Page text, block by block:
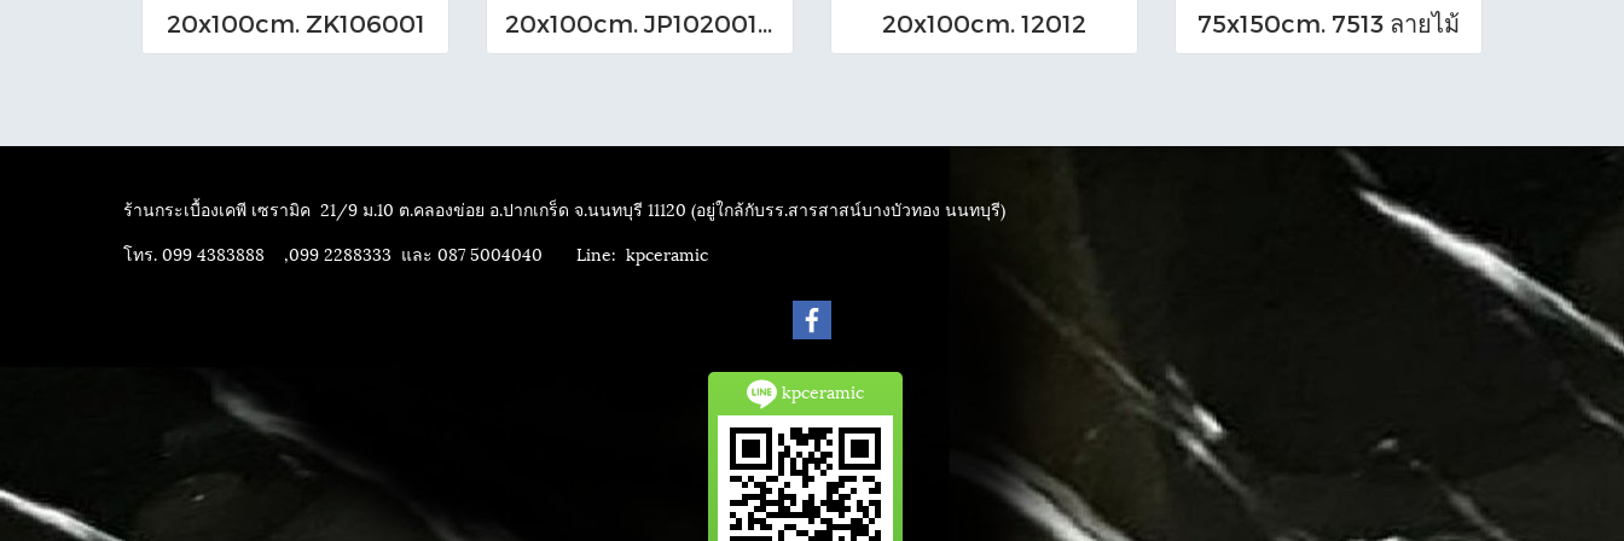
20x100cm. ZK106001 20x100cm. JP102001,JP102002,JP102003,JP102004 20x100cm. 12012 75x150cm. 7513 ลายไม้
ร้านกระเบื้องเคพี เซรามิค 21/9 ม.10 ต.คลองข่อย อ.ปากเกร็ด จ.นนทบุรี 11120 (อยู่ใกล้กับรร.สารสาสน์บางบัวทอง นนทบุรี)
โทร. 099 4383888 ,099 2288333 และ 087 5004040 Line: kpceramic
kpceramic